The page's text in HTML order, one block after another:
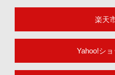
楽天
Yahoo!シ